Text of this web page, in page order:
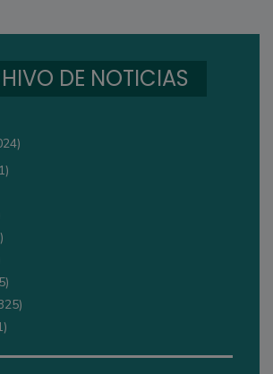
DE NOTICIAS